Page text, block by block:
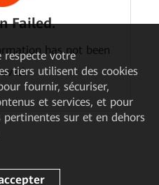
Failed.
has not been
respecte votre
tiers utilisent des cookies
fournir, sécuriser,
et services, et pour
sur et en dehors